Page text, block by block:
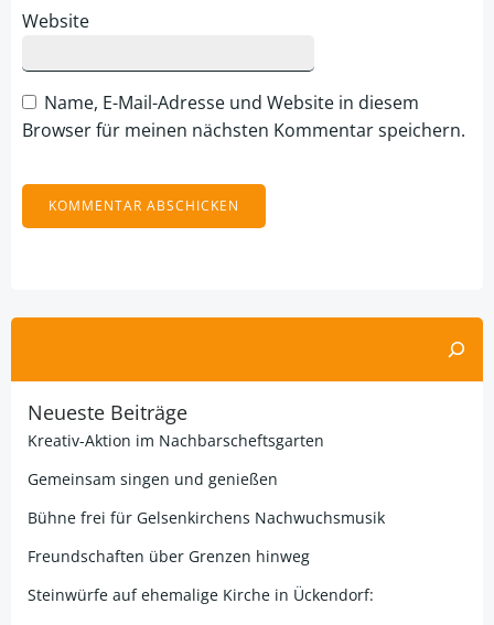
Website
Name, E-Mail-Adresse und Website in diesem
Browser für meinen nächsten Kommentar speichern.
Neueste Beiträge
Kreativ-Aktion im Nachbarscheftsgarten
Gemeinsam singen und genießen
Bühne frei für Gelsenkirchens Nachwuchsmusik
Freundschaften über Grenzen hinweg
Steinwürfe auf ehemalige Kirche in Ückendorf: